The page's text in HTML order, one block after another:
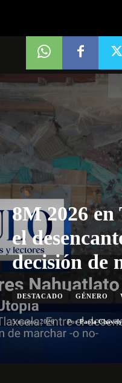
8M 2026
el
decisión de
DESTACADO GÉNERO
5 marzo, 2026 Por Paola